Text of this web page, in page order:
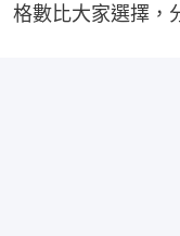
格數比大家選擇，